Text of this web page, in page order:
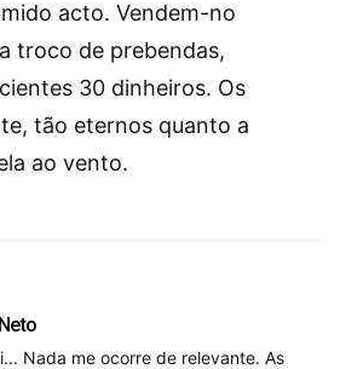
Nada me ocorre de relevante. As
acto. Vendem-no
troco de prebendas,
30 dinheiros. Os
tão eternos quanto a
ao vento.